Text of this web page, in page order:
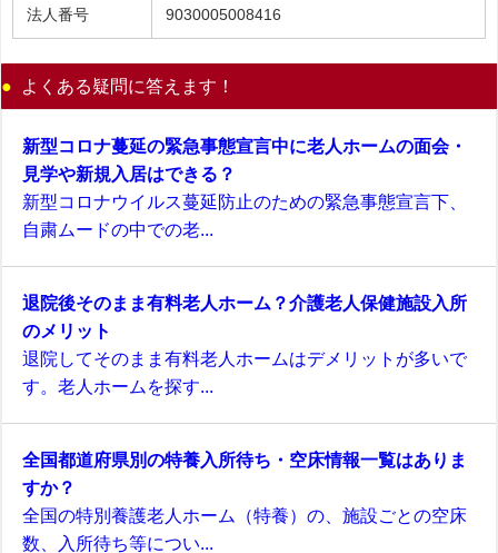
法人番号 9030005008416
よくある疑問に答えます！
新型コロナ蔓延の緊急事態宣言中に老人ホームの面会・
見学や新規入居はできる？
新型コロナウイルス蔓延防止のための緊急事態宣言下、
自粛ムードの中での老...
退院後そのまま有料老人ホーム？介護老人保健施設入所
のメリット
退院してそのまま有料老人ホームはデメリットが多いで
す。老人ホームを探す...
全国都道府県別の特養入所待ち・空床情報一覧はありま
すか？
全国の特別養護老人ホーム（特養）の、施設ごとの空床
数、入所待ち等につい...